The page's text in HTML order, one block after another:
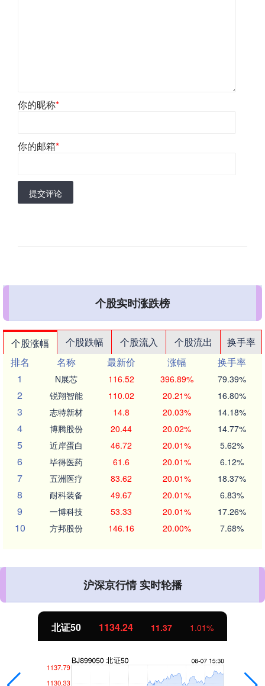
你的昵称*
你的邮箱*
提交评论
个股实时涨跌榜
个股涨幅 个股跌幅 个股流入 个股流出
换手率
排名
名称 最新价 涨幅
换手率
1
N展芯 116.52 396.89% 79.39%
2 锐翔智能 110.02 20.21% 16.80%
3 志特新材 14.8 20.03% 14.18%
4 博腾股份 20.44 20.02% 14.77%
5 近岸蛋白 46.72 20.01% 5.62%
6 毕得医药 61.6 20.01% 6.12%
7 五洲医疗 83.62 20.01% 18.37%
8 耐科装备 49.67 20.01% 6.83%
9 一博科技 53.33 20.01% 17.26%
10 方邦股份 146.16 20.00% 7.68%
沪深京行情 实时轮播
北证50 1134.24 11.37 1.01%